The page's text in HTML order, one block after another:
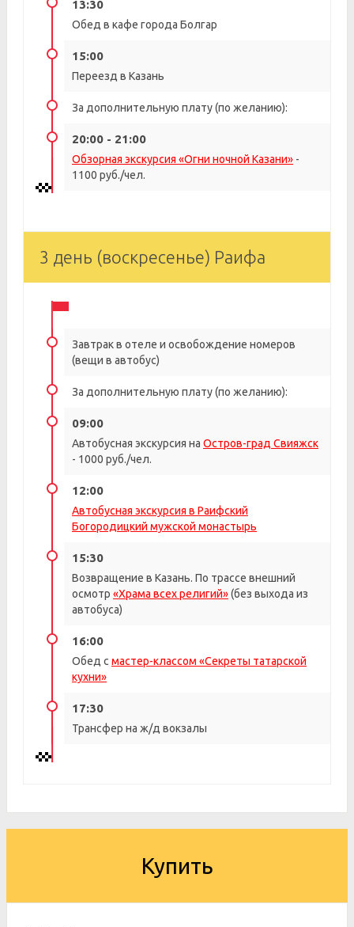
13:30
Обед в кафе города Болгар
15:00
Переезд в Казань
За дополнительную плату (по желанию):
20:00 - 21:00
Обзорная экскурсия «Огни ночной Казани» -
1100 руб./чел.
3 день (воскресенье) Раифа
Завтрак в отеле и освобождение номеров
(вещи в автобус)
За дополнительную плату (по желанию):
09:00
Автобусная экскурсия на Остров-град Свияжск
- 1000 руб./чел.
12:00
Автобусная экскурсия в Раифский
Богородицкий мужской монастырь
15:30
Возвращение в Казань. По трассе внешний
осмотр «Храма всех религий»(без выхода из
автобуса)
16:00
Обед с мастер-классом «Секреты татарской
кухни»
17:30
Трансфер на ж/д вокзалы
Купить